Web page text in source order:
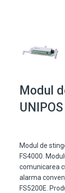
Modul
Modul de
FS4000.
comunicarea
alarma
FS5200E.